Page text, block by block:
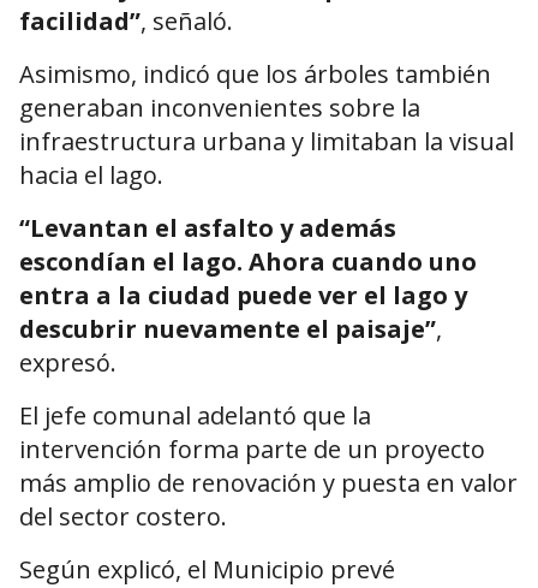
facilidad”, señaló.
Asimismo, indicó que los árboles también
generaban inconvenientes sobre la
infraestructura urbana y limitaban la visual
hacia el lago.
“Levantan el asfalto y además
escondían el lago. Ahora cuando uno
entra a la ciudad puede ver el lago y
descubrir nuevamente el paisaje”,
expresó.
El jefe comunal adelantó que la
intervención forma parte de un proyecto
más amplio de renovación y puesta en valor
del sector costero.
Según explicó, el Municipio prevé